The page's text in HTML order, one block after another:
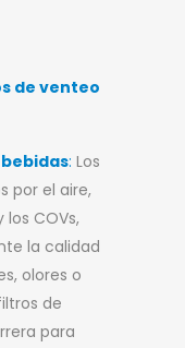
de venteo
: Los
por el aire,
COVs,
la calidad
olores o
de
para